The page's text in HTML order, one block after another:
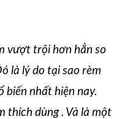
vượt trội hơn hẳn so
là lý do tại sao rèm
biến nhất hiện nay.
thích dùng . Và là một